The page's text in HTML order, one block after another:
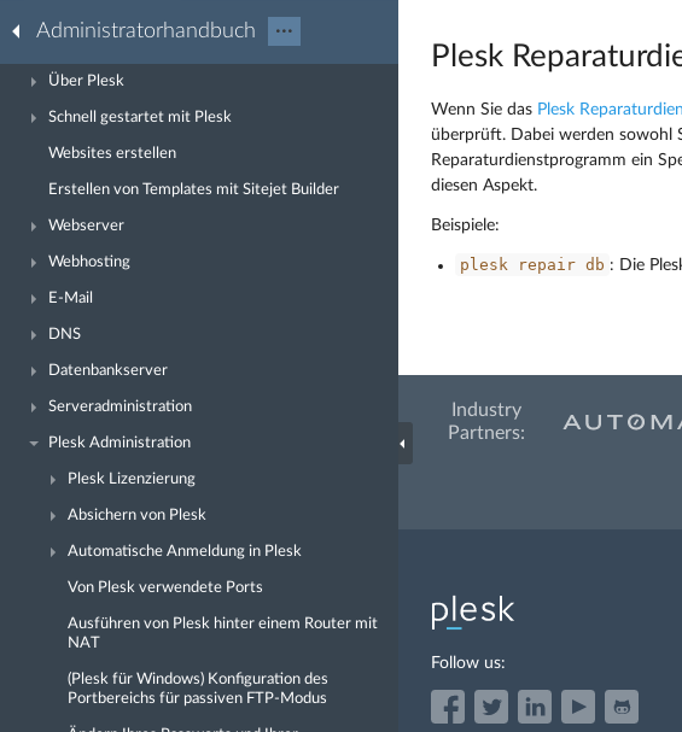
Administratorhandbuch ···
Über Plesk
Schnell gestartet mit Plesk
Websites erstellen
Erstellen von Templates mit Sitejet Builder
Webserver
Webhosting
E-Mail
DNS
Datenbankserver
Serveradministration
Plesk Administration
Plesk Lizenzierung
Absichern von Plesk
Automatische Anmeldung in Plesk
Von Plesk verwendete Ports
Ausführen von Plesk hinter einem Router mit
NAT
(Plesk für Windows) Konfiguration des
Portbereichs für passiven FTP-Modus
Plesk
Wenn Sie das Plesk
überprüft. Dabei werden sowohl
Reparaturdienstprogramm ein
diesen Aspekt.
Beispiele:
plesk repair db : Die
Industry
Partners:
Follow us: